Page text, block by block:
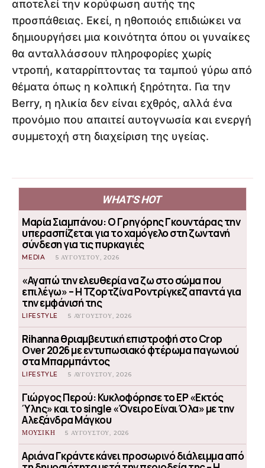
αποτελεί την κορύφωση αυτής της
προσπάθειας. Εκεί, η ηθοποιός επιδιώκει να
δημιουργήσει μια κοινότητα όπου οι γυναίκες
θα ανταλλάσσουν πληροφορίες χωρίς
ντροπή, καταρρίπτοντας τα ταμπού γύρω από
θέματα όπως η κολπική ξηρότητα. Για την
Berry, η ηλικία δεν είναι εχθρός, αλλά ένα
προνόμιο που απαιτεί αυτογνωσία και ενεργή
συμμετοχή στη διαχείριση της υγείας.
WHAT'S HOT
Μαρία Σιαμπάνου: Ο Γρηγόρης Γκουντάρας την
υπερασπίζεται για το χαμόγελο στη ζωντανή
σύνδεση για τις πυρκαγιές
MEDIA 5 ΑΥΓΟΎΣΤΟΥ, 2026
«Αγαπώ την ελευθερία να ζω στο σώμα που
επιλέγω» – Η Τζορτζίνα Ροντρίγκεζ απαντά για
την εμφάνισή της
LIFESTYLE 5 ΑΥΓΟΎΣΤΟΥ, 2026
Rihanna θριαμβευτική επιστροφή στο Crop
Over 2026 με εντυπωσιακό φτέρωμα παγωνιού
στα Μπαρμπάντος
LIFESTYLE 5 ΑΥΓΟΎΣΤΟΥ, 2026
Γιώργος Περού: Κυκλοφόρησε το EP «Εκτός
Ύλης» και το single «Όνειρο Είναι Όλα» με την
Αλεξάνδρα Μάγκου
ΜΟΥΣΙΚΗ 5 ΑΥΓΟΎΣΤΟΥ, 2026
Αριάνα Γκράντε κάνει προσωρινό διάλειμμα από